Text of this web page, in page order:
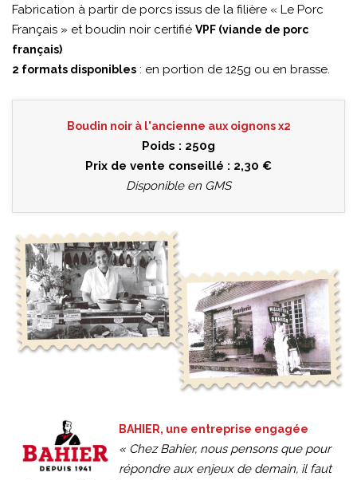
Fabrication à partir de porcs issus de la filière « Le Porc
Français » et boudin noir certifié VPF (viande de porc
français)
2 formats disponibles : en portion de 125g ou en brasse.
Boudin noir à l'ancienne aux oignons x2
Poids : 250g
Prix de vente conseillé : 2,30 €
Disponible en GMS
BAHIER, une entreprise engagée
« Chez Bahier, nous pensons que pour
répondre aux enjeux de demain, il faut